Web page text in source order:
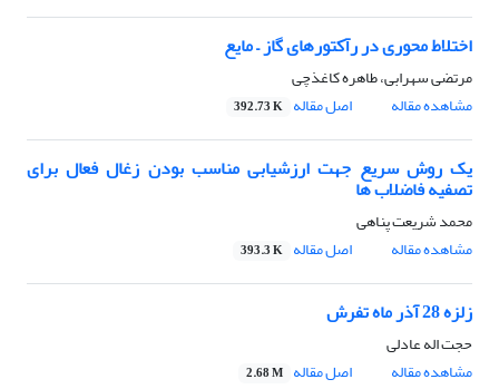
اختلاط محوری در رآکتورهای گاز – مایع
مرتضی سهرابی، طاهره کاغذچی
مشاهده مقاله
اصل مقاله 392.73 K
یک روش سریع جهت ارزشیابی مناسب بودن زغال فعال برای
تصفیه فاضلاب ها
محمد شریعت پناهی
مشاهده مقاله
اصل مقاله 393.3 K
زلزه 28 آذر ماه تفرش
حجت اله عادلی
مشاهده مقاله
اصل مقاله 2.68 M